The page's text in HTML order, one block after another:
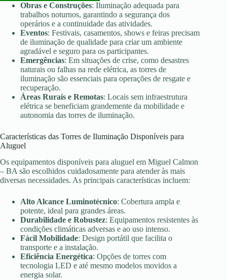
Obras e Construções: Iluminação adequada para
trabalhos noturnos, garantindo a segurança dos
operários e a continuidade das atividades.
Eventos: Festivais, casamentos, shows e feiras precisam
de iluminação de qualidade para criar um ambiente
agradável e seguro para os participantes.
Emergências: Em situações de crise, como desastres
naturais ou falhas na rede elétrica, as torres de
iluminação são essenciais para operações de resgate e
recuperação.
Áreas Rurais e Remotas: Locais sem infraestrutura
elétrica se beneficiam grandemente da mobilidade e
autonomia das torres de iluminação.
Características das Torres de Iluminação Disponíveis para
Aluguel
Os equipamentos disponíveis para aluguel em Miguel Calmon
– BA são escolhidos cuidadosamente para atender às mais
diversas necessidades. As principais características incluem:
Alto Alcance Luminotécnico: Cobertura ampla e
potente, ideal para grandes áreas.
Durabilidade e Robustez: Equipamentos resistentes às
condições climáticas adversas e ao uso intenso.
Fácil Mobilidade: Design portátil que facilita o
transporte e a instalação.
Eficiência Energética: Opções de torres com
tecnologia LED e até mesmo modelos movidos a
energia solar.